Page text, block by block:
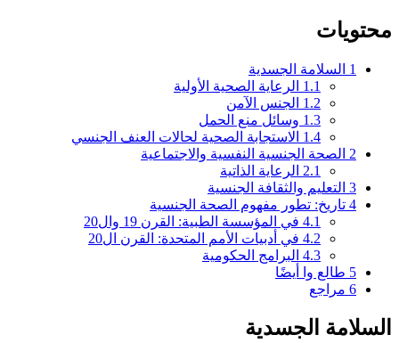
محتويات
1 السلامة الجسدية
1.1 الرعاية الصحية الأولية
1.2 الجنس الآمن
1.3 وسائل منع الحمل
1.4 الاستجابة الصحية لحالات العنف الجنسي
2 الصحة الجنسية النفسية والاجتماعية
2.1 الرعاية الذاتية
3 التعليم والثقافة الجنسية
4 تاريخ: تطور مفهوم الصحة الجنسية
4.1 في المؤسسة الطبية: القرن 19 وال20
4.2 في أدبيات الأمم المتحدة: القرن ال20
4.3 البرامج الحكومية
5 طالع وا أيضًا
6 مراجع
السلامة الجسدية